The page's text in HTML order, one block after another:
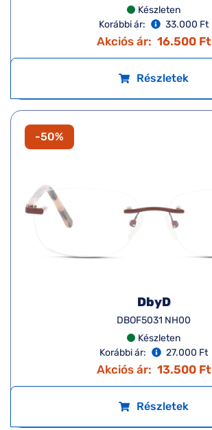
Készleten
Korábbi ár:
33.000 Ft
Akciós ár: 16.500 Ft
Részletek
-50%
DbyD
DBOF5031 NH00
Készleten
Korábbi ár:
27.000 Ft
Akciós ár: 13.500 Ft
Részletek